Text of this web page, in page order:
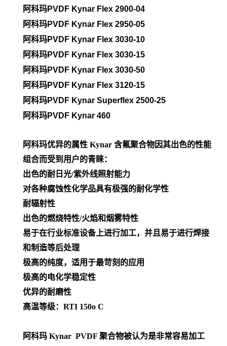
阿科玛PVDF Kynar Flex 2900-04
阿科玛PVDF Kynar Flex 2950-05
阿科玛PVDF Kynar Flex 3030-10
阿科玛PVDF Kynar Flex 3030-15
阿科玛PVDF Kynar Flex 3030-50
阿科玛PVDF Kynar Flex 3120-15
阿科玛PVDF Kynar Superflex 2500-25
阿科玛PVDF Kynar 460
阿科玛优异的属性 Kynar 含氟聚合物因其出色的性能
组合而受到用户的青睐：
出色的耐日光/紫外线照射能力
对各种腐蚀性化学品具有极强的耐化学性
耐辐射性
出色的燃烧特性/火焰和烟雾特性
易于在行业标准设备上进行加工，并且易于进行焊接
和制造等后处理
极高的纯度，适用于最苛刻的应用
极高的电化学稳定性
优异的耐磨性
高温等级：RTI 150o C
阿科玛 Kynar PVDF 聚合物被认为是非常容易加工